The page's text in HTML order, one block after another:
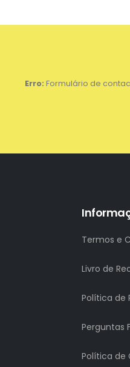
Erro: Formulário de
Termos e
Livro de
Política de
Perguntas
Política de